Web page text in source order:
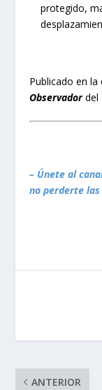
protegido,
Publicado en
Observadordel
– Únete al
no perderte las
ANTERIOR